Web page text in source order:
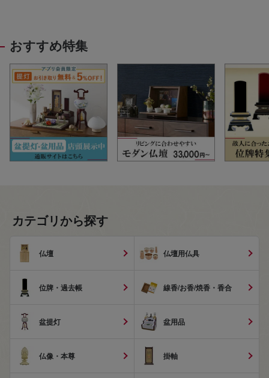
おすすめ特集
カテゴリから探す
仏壇 仏壇用仏具
位牌・過去帳 線香/お香/焼香・香合
盆提灯 盆用品
仏像・本尊 掛軸